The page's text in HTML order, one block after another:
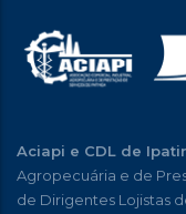
Aciapi e CDL de
Agropecuária e de
de Dirigentes Lojistas